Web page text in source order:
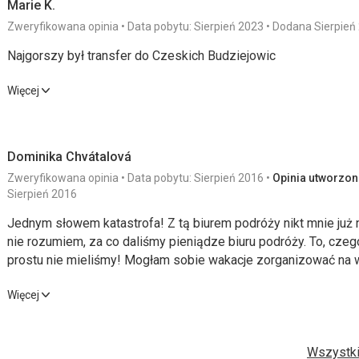
Marie K.
Zweryfikowana opinia Data pobytu: Sierpień 2023 Dodana Sierpień
Najgorszy był transfer do Czeskich Budziejowic
Najgorszy był transfer do Czeskich Budziejowic
Zakwaterowanie
Okolica
Zakwaterowanie
Nic moc
Ta recenzja została automatycznie przetłumaczona za pomocą
Więcej
Dominika Chvátalová
Zweryfikowana opinia Data pobytu: Sierpień 2016 Opinia
Sierpień 2016
Jednym słowem katastrofa! Z tą biurem podróży nikt mnie już
nie rozumiem, za co daliśmy pieniądze biuru podróży. To,
prostu nie mieliśmy! Mogłam sobie wakacje zorganizować na
trzech dniach, to horror! Duża skarga szczególnie na panią
ogóle mamy czelność coś ją pytać. Kiedy już odpowiedziała
zupełnie inaczej niż nam powiedziano. Jeśli pani delegatka
Jednym słowem katastrofa! Z tą biurem podróży nikt mnie już
delegatka przyszła od razu w dniu przyjazdu, ale biedacy, do
Więcej